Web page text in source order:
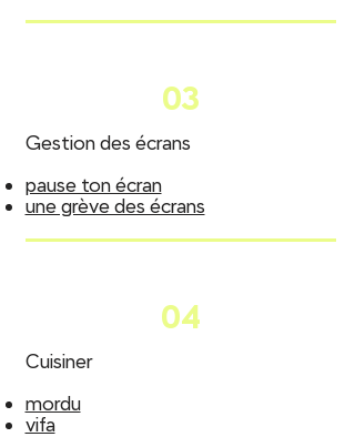
03
Gestion des écrans
pause ton écran
une grève des écrans
04
Cuisiner
mordu
vifa